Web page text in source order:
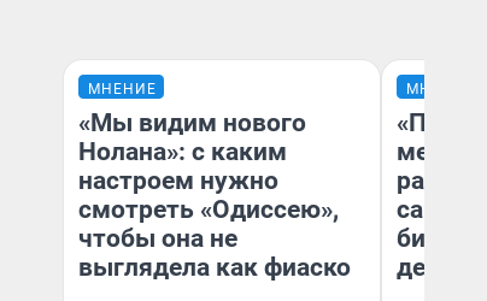
МНЕНИЕ
«Мы видим нового
Нолана»: с каким
настроем нужно
смотреть «Одиссею»,
чтобы она не
выглядела как фиаско
МНЕНИЕ
самом